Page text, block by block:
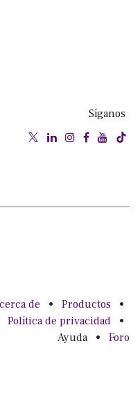
Síganos
de • Productos
•
Política de privacidad
•
Ayuda
• Foro